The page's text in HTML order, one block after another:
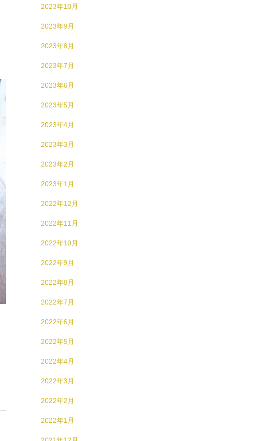
2023年10月
2023年9月
2023年8月
2023年7月
2023年6月
2023年5月
2023年4月
2023年3月
2023年2月
2023年1月
2022年12月
2022年11月
2022年10月
2022年9月
2022年8月
2022年7月
2022年6月
2022年5月
2022年4月
2022年3月
2022年2月
2022年1月